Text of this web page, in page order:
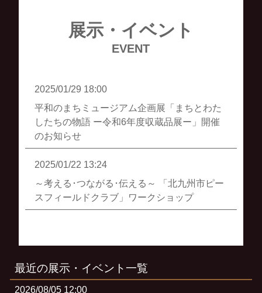
展示・イベント
EVENT
2025/01/29 18:00
平和のまちミュージアム企画展「まちとわた
したちの物語 ー令和6年度収蔵品展ー」開催
のお知らせ
2025/01/22 13:24
～考える･つながる･伝える～ 「北九州市ピー
スフィールドクラブ」ワークショップ
最近の展示・イベント一覧
2026/08/05 12:00